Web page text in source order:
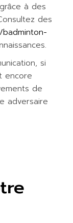
à des
des
si
encore
de
adversaire